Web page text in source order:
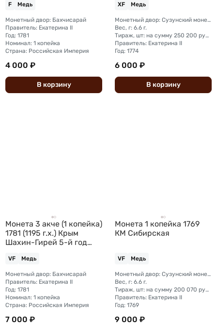
F Медь
Монетный двор: Бахчисарай
Правитель: Екатерина II
Год: 1781
Номинал: 1 копейка
Страна: Российская Империя
4 000 ₽
В корзину
XF Медь
Монетный двор: Сузунский монетный двор (Сибирь)
Вес, г: 6.6 г.
Тираж, шт: на сумму 250 200 рублей (сумма 10 копеек + 5 копеек +2 копейки + 1 копейка + денга + полушка)
Правитель: Екатерина II
Год: 1774
6 000 ₽
В корзину
Монета 3 акче (1 копейка)
1781 (1195 г.х.) Крым
Шахин-Гирей 5-й год
VF Медь
Монетный двор: Бахчисарай
Правитель: Екатерина II
Год: 1781
Номинал: 1 копейка
Страна: Российская Империя
7 000 ₽
Монета 1 копейка 1769
КМ Сибирская
VF Медь
Монетный двор: Сузунский монетный двор (Сибирь)
Вес, г: 6.6 г.
Тираж, шт: на сумму 200 070 рублей 75 копеек (сумма 10 копеек + 5 копеек +2 копейки + 1 копейка + денга + полушка)
Правитель: Екатерина II
Год: 1769
9 000 ₽